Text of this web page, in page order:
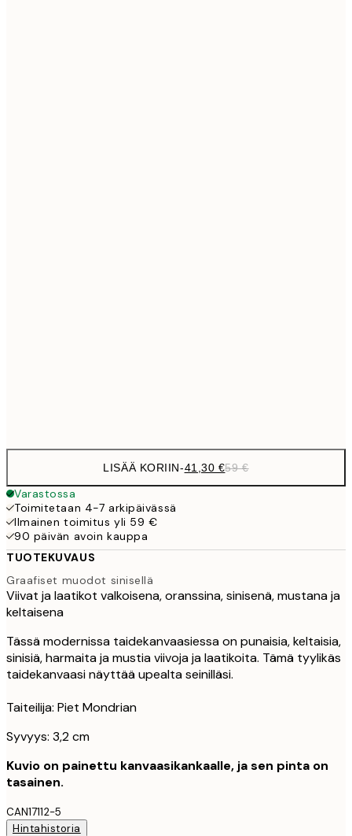
LISÄÄ KORIIN-41,30 €59 €
Varastossa
Toimitetaan 4-7 arkipäivässä
Ilmainen toimitus yli 59 €
90 päivän avoin kauppa
TUOTEKUVAUS
Graafiset muodot sinisellä
Viivat ja laatikot valkoisena, oranssina, sinisenä, mustana ja
keltaisena
Tässä modernissa taidekanvaasiessa on punaisia, keltaisia,
sinisiä, harmaita ja mustia viivoja ja laatikoita. Tämä tyylikäs
taidekanvaasi näyttää upealta seinilläsi.
Taiteilija: Piet Mondrian
Syvyys: 3,2 cm
Kuvio on painettu kanvaasikankaalle, ja sen pinta on
tasainen.
CAN17112-5
Hintahistoria